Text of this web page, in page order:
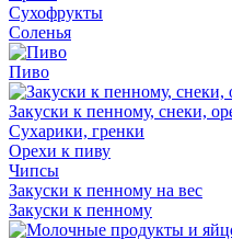
Сухофрукты
Соленья
Пиво
Закуски к пенному, снеки,
Сухарики, гренки
Орехи к пиву
Чипсы
Закуски к пенному на вес
Закуски к пенному